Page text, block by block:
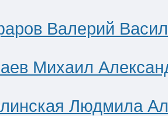
Валерий
Михаил
Людмила